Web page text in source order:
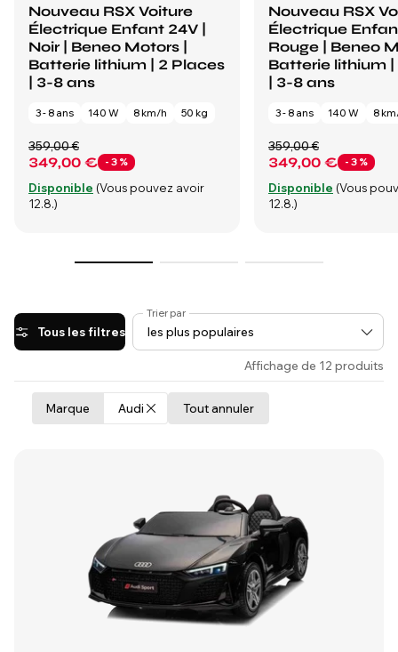
Nouveau RSX Voiture
Électrique Enfant 24V |
Noir | Beneo Motors |
Batterie lithium | 2 Places
| 3-8 ans
3 - 8 ans 140 W 8 km/h 50 kg
349,00 € - 3 %
359,00 €
Disponible (Vous pouvez avoir
12.8.)
Nouveau RSX
Électrique
Rouge | Beneo
Batterie lithium |
| 3-8 ans
3 - 8 ans 140 W 8
349,00 € - 3 %
359,00 €
Disponible (Vous
12.8.)
Tous les filtres
Trier par
Affichage de 12 produits
Tout annuler
Marque Audi